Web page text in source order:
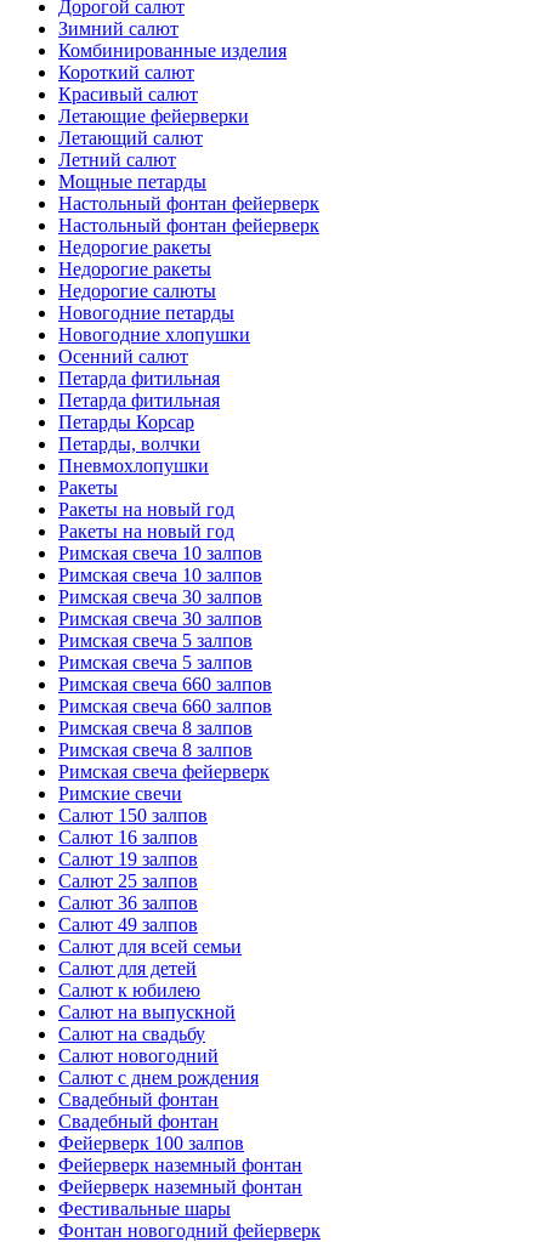
Дорогой салют
Зимний салют
Комбинированные изделия
Короткий салют
Красивый салют
Летающие фейерверки
Летающий салют
Летний салют
Мощные петарды
Настольный фонтан фейерверк
Настольный фонтан фейерверк
Недорогие ракеты
Недорогие ракеты
Недорогие салюты
Новогодние петарды
Новогодние хлопушки
Осенний салют
Петарда фитильная
Петарда фитильная
Петарды Корсар
Петарды, волчки
Пневмохлопушки
Ракеты
Ракеты на новый год
Ракеты на новый год
Римская свеча 10 залпов
Римская свеча 10 залпов
Римская свеча 30 залпов
Римская свеча 30 залпов
Римская свеча 5 залпов
Римская свеча 5 залпов
Римская свеча 660 залпов
Римская свеча 660 залпов
Римская свеча 8 залпов
Римская свеча 8 залпов
Римская свеча фейерверк
Римские свечи
Салют 150 залпов
Салют 16 залпов
Салют 19 залпов
Салют 25 залпов
Салют 36 залпов
Салют 49 залпов
Салют для всей семьи
Салют для детей
Салют к юбилею
Салют на выпускной
Салют на свадьбу
Салют новогодний
Салют с днем рождения
Свадебный фонтан
Свадебный фонтан
Фейерверк 100 залпов
Фейерверк наземный фонтан
Фейерверк наземный фонтан
Фестивальные шары
Фонтан новогодний фейерверк